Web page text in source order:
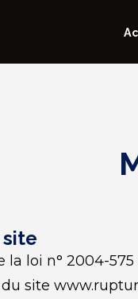
site
la loi n° 2004-
site